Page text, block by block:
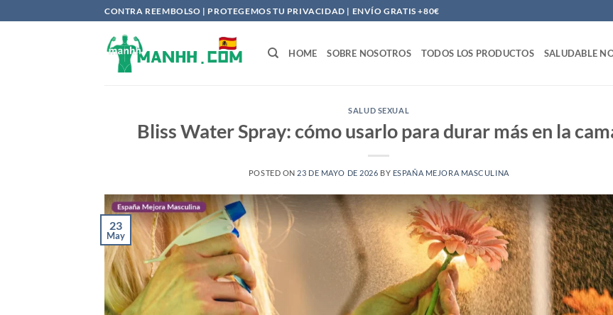
al
CONTRA REEMBOLSO | PROTEGEMOS TU PRIVACIDAD | ENVÍO GRATIS +80€
HOME SOBRE NOSOTROS TODOS LOS PRODUCTOS SALUDABLE
SALUD SEXUAL
Bliss Water Spray: cómo usarlo para durar más en la
POSTED ON 23 DE MAYO DE 2026 BY ESPAÑA MEJORA MASCULINA
23
May